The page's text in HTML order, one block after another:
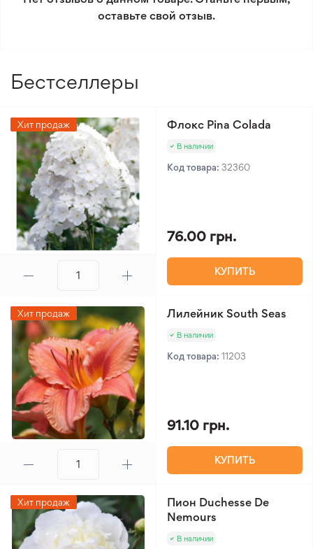
оставьте свой отзыв.
Бестселлеры
Хит продаж Флокс Pina Colada
В наличии
Код товара: 32360
76.00 грн.
КУПИТЬ
Хит продаж Лилейник South Seas
В наличии
Код товара: 11203
91.10 грн.
КУПИТЬ
Хит продаж
Пион Duchesse De
Nemours
В наличии